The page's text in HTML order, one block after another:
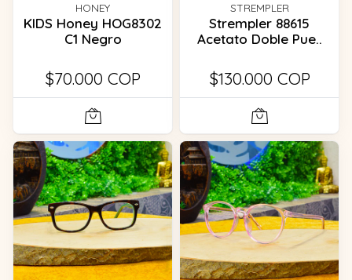
HONEY
KIDS Honey HOG8302
C1 Negro
$70.000 COP
STREMPLER
Strempler 88615
Acetato Doble Pue..
$130.000 COP